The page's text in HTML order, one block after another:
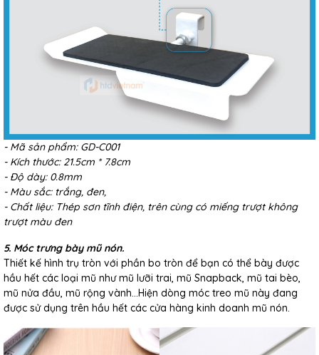
- Mã sản phẩm: GD-C001
- Kích thước: 21.5cm * 7.8cm
- Độ dày: 0.8mm
- Màu sắc: trắng, đen,
- Chất liệu: Thép sơn tĩnh điện, trên cùng có miếng trượt không
trượt màu đen
5. Móc trưng bày mũ nón.
Thiết kế hình trụ tròn với phần bo tròn để bạn có thể bày được
hầu hết các loại mũ như mũ lưỡi trai, mũ Snapback, mũ tai bèo,
mũ nửa đầu, mũ rộng vành…Hiện dòng móc treo mũ này đang
được sử dụng trên hầu hết các cửa hàng kinh doanh mũ nón.